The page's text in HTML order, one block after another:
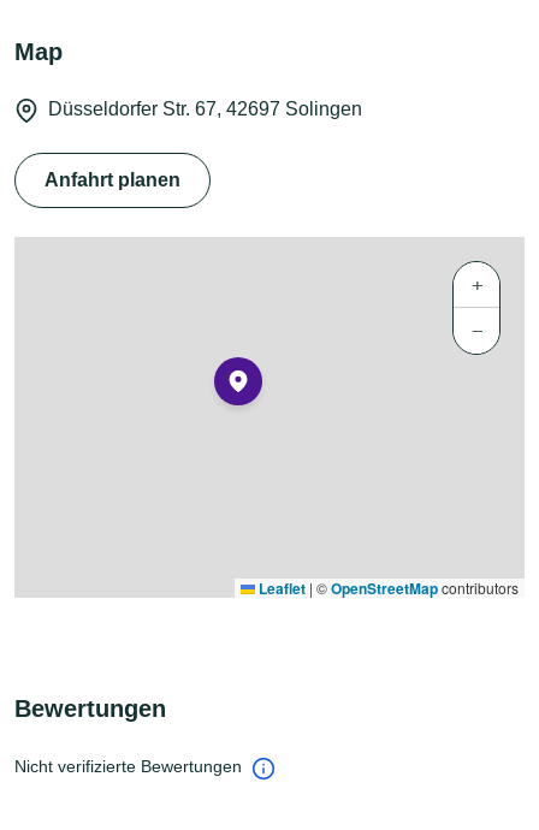
Map
Düsseldorfer Str. 67, 42697 Solingen
Anfahrt planen
+
−
Leaflet | ©OpenStreetMapcontributors
Bewertungen
Nicht verifizierte Bewertungen